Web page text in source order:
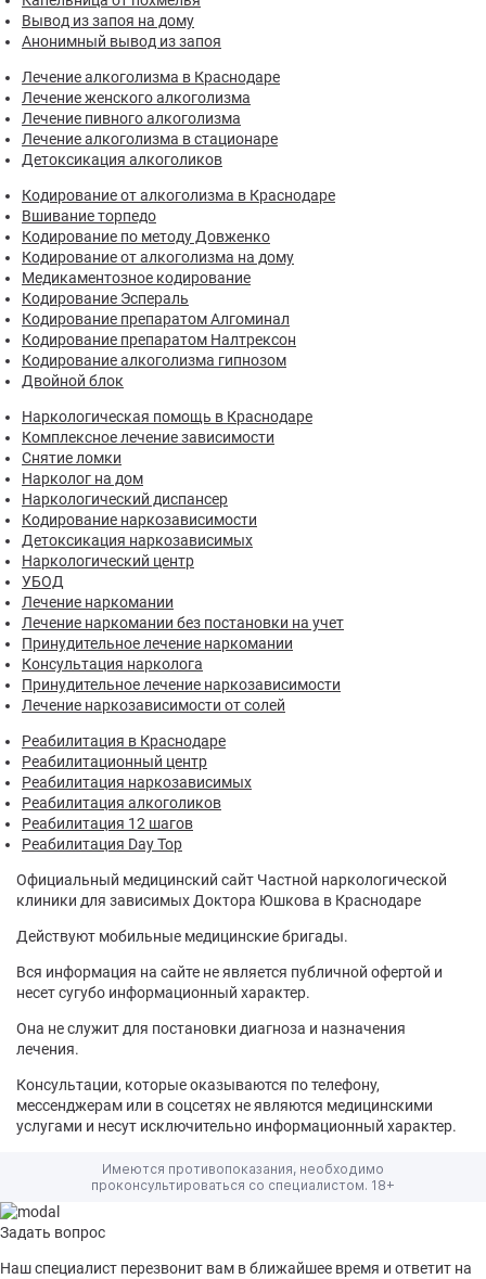
Вывод из запоя на дому
Анонимный вывод из запоя
Лечение алкоголизма в Краснодаре
Лечение женского алкоголизма
Лечение пивного алкоголизма
Лечение алкоголизма в стационаре
Детоксикация алкоголиков
Кодирование от алкоголизма в Краснодаре
Вшивание торпедо
Кодирование по методу Довженко
Кодирование от алкоголизма на дому
Медикаментозное кодирование
Кодирование Эспераль
Кодирование препаратом Алгоминал
Кодирование препаратом Налтрексон
Кодирование алкоголизма гипнозом
Двойной блок
Наркологическая помощь в Краснодаре
Комплексное лечение зависимости
Снятие ломки
Нарколог на дом
Наркологический диспансер
Кодирование наркозависимости
Детоксикация наркозависимых
Наркологический центр
УБОД
Лечение наркомании
Лечение наркомании без постановки на учет
Принудительное лечение наркомании
Консультация нарколога
Принудительное лечение наркозависимости
Лечение наркозависимости от солей
Реабилитация в Краснодаре
Реабилитационный центр
Реабилитация наркозависимых
Реабилитация алкоголиков
Реабилитация 12 шагов
Реабилитация Day Top
Официальный медицинский сайт Частной наркологической
клиники для зависимых Доктора Юшкова в Краснодаре
Действуют мобильные медицинские бригады.
Вся информация на сайте не является публичной офертой и
несет сугубо информационный характер.
Она не служит для постановки диагноза и назначения
лечения.
Консультации, которые оказываются по телефону,
мессенджерам или в соцсетях не являются медицинскими
услугами и несут исключительно информационный характер.
Имеются противопоказания, необходимо
проконсультироваться со специалистом. 18+
Задать вопрос
Наш специалист перезвонит вам в ближайшее время и ответит на